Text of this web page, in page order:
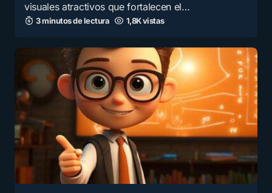
visuales atractivos que fortalecen el…
3 minutos de lectura 1,8K vistas